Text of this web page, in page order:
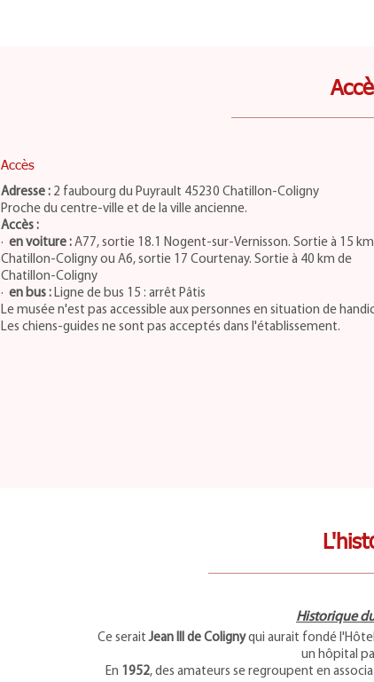
Accès
Adresse : 2 faubourg du Puyrault 45230 Chatillon-Coligny
Proche du centre-ville et de la ville ancienne.
Accès :
· en voiture : A77, sortie 18.1 Nogent-sur-Vernisson. Sortie à 15
Chatillon-Coligny ou A6, sortie 17 Courtenay. Sortie à 40 km de
Chatillon-Coligny
· en bus : Ligne de bus 15 : arrêt Pâtis
Le musée n'est pas accessible aux personnes en situation de
Les chiens-guides ne sont pas acceptés dans l'établissement.
Historique
Ce seraitJean III de Colignyqui aurait fondé
un hôpital
En 1952, des amateurs se regroupent en